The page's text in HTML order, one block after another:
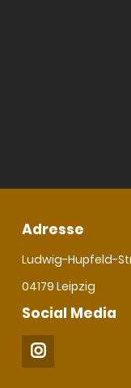
Adresse
Ludwig-Hupfeld-
04179 Leipzig
Social Media